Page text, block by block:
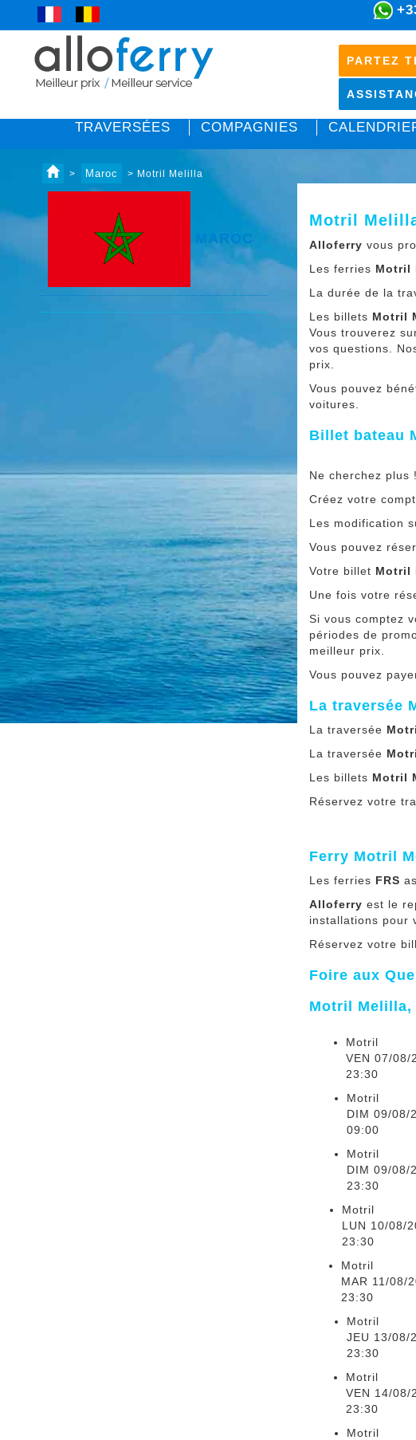
PARTEZ
TRAVERSÉES COMPAGNIES
> Maroc > Motril Melilla
MAROC
Motril
Alloferry vous
Les ferries Motril
La durée de la
Les billets Motril
Vous trouverez
vos questions.
prix.
Vous pouvez
voitures.
Billet bateau
Ne cherchez plus
Créez votre
Les modification
Vous pouvez
Votre billet Motril
Une fois votre
Si vous comptez
périodes de
meilleur prix.
Vous pouvez
La traversée
La traversée
La traversée
Les billets Motril
Réservez votre
Ferry Motril
Les ferries FRS
Alloferry est le
installations pour
Réservez votre
Foire aux
Motril Melilla,
Motril
VEN 07/08/
23:30
Motril
DIM 09/08/
09:00
Motril
DIM 09/08/
23:30
Motril
LUN 10/08/
23:30
Motril
MAR 11/08/
23:30
Motril
JEU 13/08/
23:30
Motril
VEN 14/08/
23:30
Motril